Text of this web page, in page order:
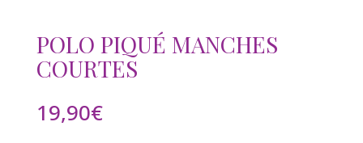
POLO PIQUÉ MANCHES
COURTES
19,90€